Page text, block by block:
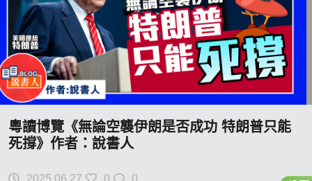
粵讀博覽《無論空襲伊朗是否成功 特朗普只能
死撐》作者：說書人
2025.06.27 0 0